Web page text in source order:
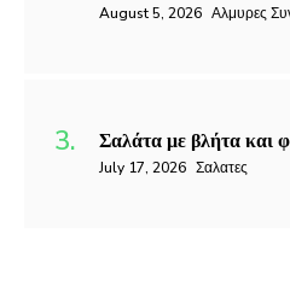
August 5, 2026 Αλμυρες
Σαλάτα με βλήτα και
July 17, 2026 Σαλατες